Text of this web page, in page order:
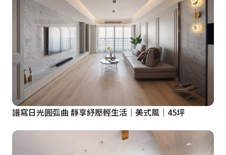
譜寫日光圓弧曲 靜享紓壓輕生活｜美式風｜45坪